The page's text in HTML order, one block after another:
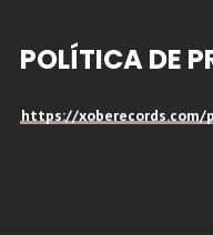
POLÍTICA DE
https://